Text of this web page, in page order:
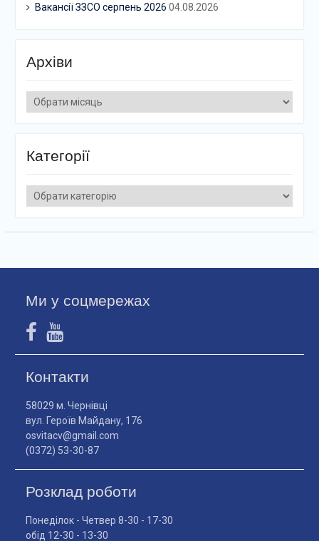
Вакансії ЗЗСО серпень 2026 04.08.2026
Архіви
Архіви
Категорії
Категорії
Ми у соцмережах
Контакти
58029 м. Чернівці
вул. Героїв Майдану, 176
osvitacv@gmail.com
(0372) 53-30-87
Розклад роботи
Понеділок - Четвер 8-30 - 17-30
обід 12-30 - 13-30